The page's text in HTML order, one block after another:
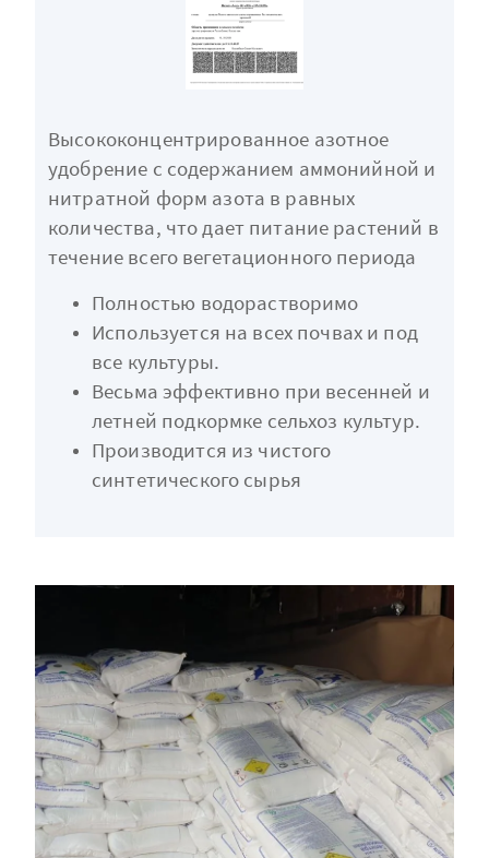
Высококонцентрированное азотное
удобрение с содержанием аммонийной и
нитратной форм азота в равных
количества, что дает питание растений в
течение всего вегетационного периода
Полностью водорастворимо
Используется на всех почвах и под
все культуры.
Весьма эффективно при весенней и
летней подкормке сельхоз культур.
Производится из чистого
синтетического сырья